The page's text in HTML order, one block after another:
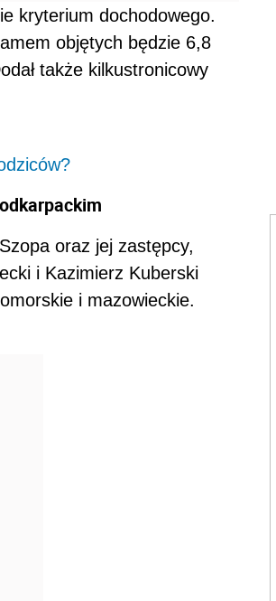
kryterium dochodowego.
objętych będzie 6,8
także kilkustronicowy
oraz jej zastępcy,
i Kazimierz Kuberski
i mazowieckie.